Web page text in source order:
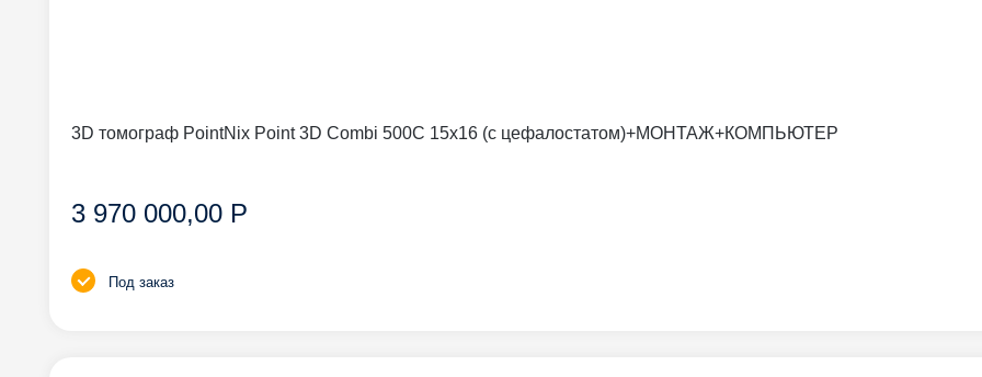
3D томограф PointNix Point 3D Combi 500C 15х16 (с цефалостатом)+МОНТАЖ+КОМПЬЮТЕР
3 970 000,00 Р
Под заказ